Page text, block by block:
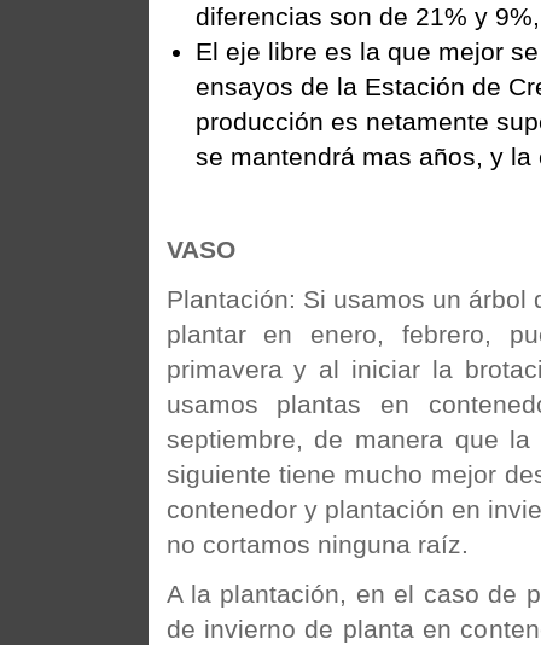
diferencias son de 21% y
El eje libre es la que mejor
ensayos de la Estación de
producción es netamente
se mantendrá mas años, y la
VASO
Plantación: Si usamos un
plantar en enero, febrero,
primavera y al iniciar la
usamos plantas en
septiembre, de manera que
siguiente tiene mucho mejor
contenedor y plantación en
no cortamos ninguna raíz.
A la plantación, en el caso de
de invierno de planta en